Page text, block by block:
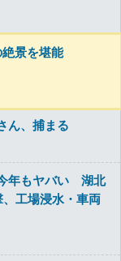
景を堪能
ん、捕まる
年もヤバい 湖北
工場浸水・車両